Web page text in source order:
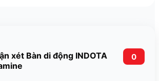
xét Bàn di động INDOTA
0